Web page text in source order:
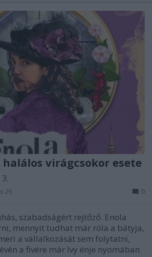
halálos virágcsokor esete
29. 0
szabadságért rejtőző. Enola
mennyit tudhat már róla a bátyja,
a vállalkozását sem folytatni,
a fivére már Ivy énje nyomában